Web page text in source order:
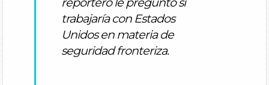
trabajaría con Estados
Unidos en materia de
seguridad fronteriza.